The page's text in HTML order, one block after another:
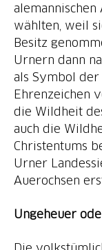
wählten, weil
Besitz
Urnern dann
als Symbol der
Ehrenzeichen
die Wildheit
auch die
Christentums
Urner
Auerochsen
Ungeheuer